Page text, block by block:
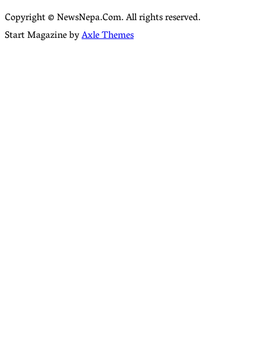
Copyright © NewsNepa.Com. All rights reserved.
Start Magazine byAxle Themes